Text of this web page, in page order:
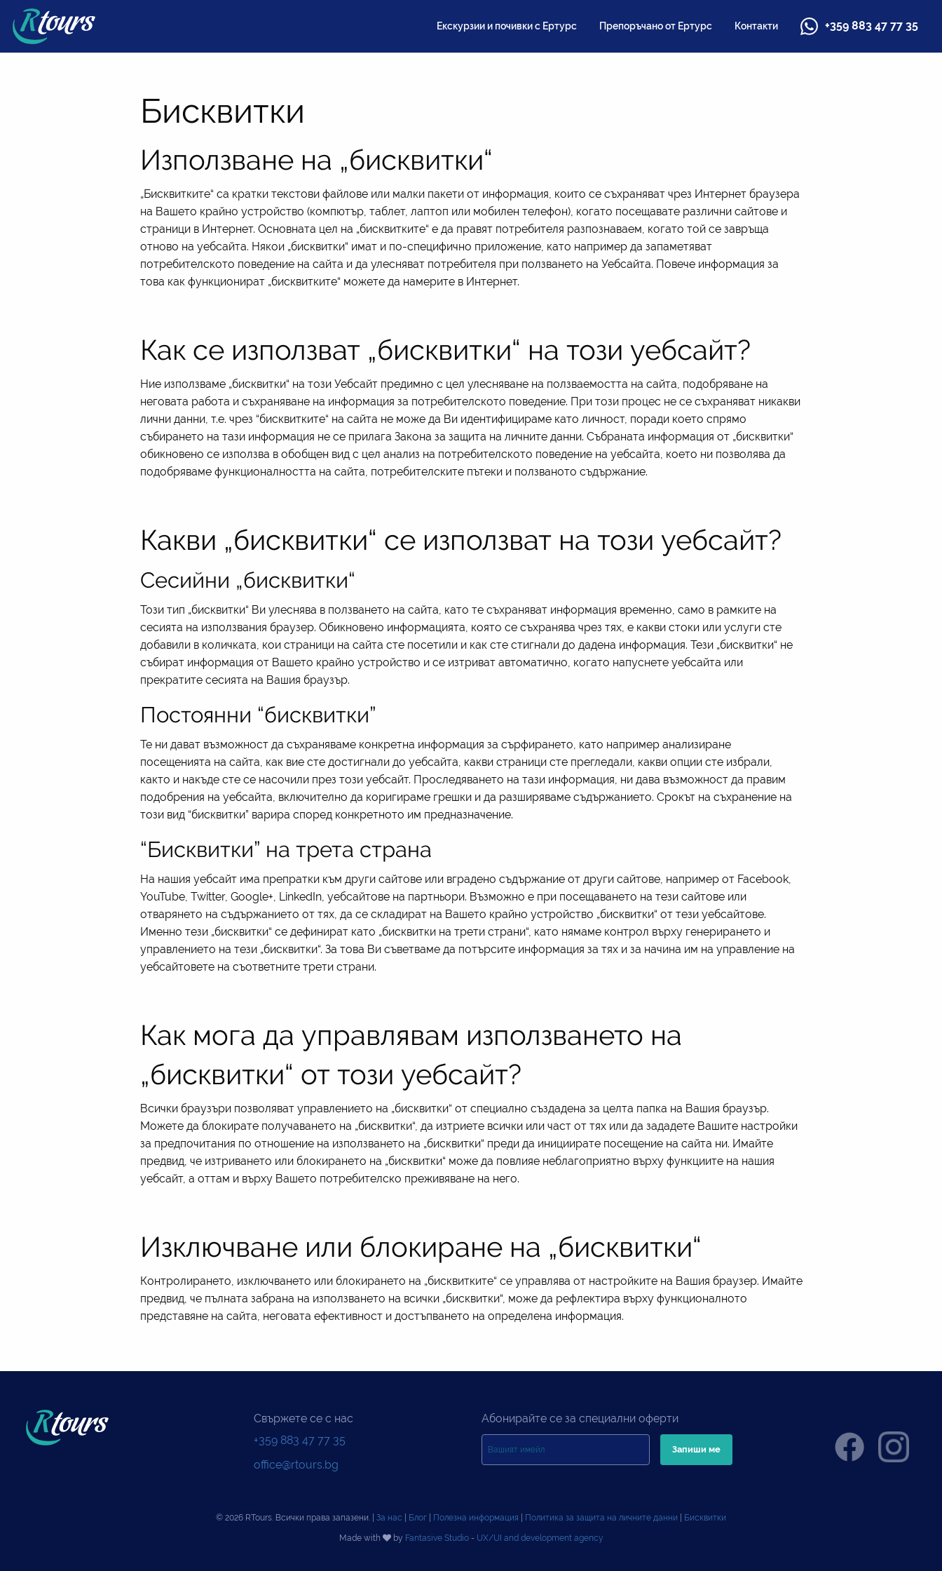
Екскурзии и почивки с Ертурс Препоръчано от Ертурс Контакти +359 883 47 77 35
Бисквитки
Използване на „бисквитки“
„Бисквитките“ са кратки текстови файлове или малки пакети от информация, които се съхраняват чрез Интернет браузера
на Вашето крайно устройство (компютър, таблет, лаптоп или мобилен телефон), когато посещавате различни сайтове и
страници в Интернет. Основната цел на „бисквитките“ е да правят потребителя разпознаваем, когато той се завръща
отново на уебсайта. Някои „бисквитки“ имат и по-специфично приложение, като например да запаметяват
потребителското поведение на сайта и да улесняват потребителя при ползването на Уебсайта. Повече информация за
това как функционират „бисквитките“ можете да намерите в Интернет.
Как се използват „бисквитки“ на този уебсайт?
Ние използваме „бисквитки“ на този Уебсайт предимно с цел улесняване на ползваемостта на сайта, подобряване на
неговата работа и съхраняване на информация за потребителското поведение. При този процес не се съхраняват никакви
лични данни, т.е. чрез “бисквитките“ на сайта не може да Ви идентифицираме като личност, поради което спрямо
събирането на тази информация не се прилага Закона за защита на личните данни. Събраната информация от „бисквитки“
обикновено се използва в обобщен вид с цел анализ на потребителското поведение на уебсайта, което ни позволява да
подобряваме функционалността на сайта, потребителските пътеки и ползваното съдържание.
Какви „бисквитки“ се използват на този уебсайт?
Сесийни „бисквитки“
Този тип „бисквитки“ Ви улеснява в ползването на сайта, като те съхраняват информация временно, само в рамките на
сесията на използвания браузер. Обикновено информацията, която се съхранява чрез тях, е какви стоки или услуги сте
добавили в количката, кои страници на сайта сте посетили и как сте стигнали до дадена информация. Тези „бисквитки“ не
събират информация от Вашето крайно устройство и се изтриват автоматично, когато напуснете уебсайта или
прекратите сесията на Вашия браузър.
Постоянни “бисквитки”
Те ни дават възможност да съхраняваме конкретна информация за сърфирането, като например анализиране
посещенията на сайта, как вие сте достигнали до уебсайта, какви страници сте прегледали, какви опции сте избрали,
както и накъде сте се насочили през този уебсайт. Проследяването на тази информация, ни дава възможност да правим
подобрения на уебсайта, включително да коригираме грешки и да разширяваме съдържанието. Срокът на съхранение на
този вид “бисквитки” варира според конкретното им предназначение.
“Бисквитки” на трета страна
На нашия уебсайт има препратки към други сайтове или вградено съдържание от други сайтове, например от Facebook,
YouTube, Twitter, Google+, LinkedIn, уебсайтове на партньори. Възможно е при посещаването на тези сайтове или
отварянето на съдържанието от тях, да се складират на Вашето крайно устройство „бисквитки“ от тези уебсайтове.
Именно тези „бисквитки“ се дефинират като „бисквитки на трети страни“, като нямаме контрол върху генерирането и
управлението на тези „бисквитки“. За това Ви съветваме да потърсите информация за тях и за начина им на управление на
уебсайтовете на съответните трети страни.
Как мога да управлявам използването на
„бисквитки“ от този уебсайт?
Всички браузъри позволяват управлението на „бисквитки“ от специално създадена за целта папка на Вашия браузър.
Можете да блокирате получаването на „бисквитки“, да изтриете всички или част от тях или да зададете Вашите настройки
за предпочитания по отношение на използването на „бисквитки“ преди да инициирате посещение на сайта ни. Имайте
предвид, че изтриването или блокирането на „бисквитки“ може да повлияе неблагоприятно върху функциите на нашия
уебсайт, а оттам и върху Вашето потребителско преживяване на него.
Изключване или блокиране на „бисквитки“
Контролирането, изключването или блокирането на „бисквитките“ се управлява от настройките на Вашия браузер. Имайте
предвид, че пълната забрана на използването на всички „бисквитки“, може да рефлектира върху функционалното
представяне на сайта, неговата ефективност и достъпването на определена информация.
Свържете се с нас
+359 883 47 77 35
office@rtours.bg
Абонирайте се за специални оферти
© 2026 RTours. Всички права запазени. | За нас Блог Полезна информация Политика за защита на личните данни Бисквитки
Made with by Fantasive Studio- UX/UI and development agency